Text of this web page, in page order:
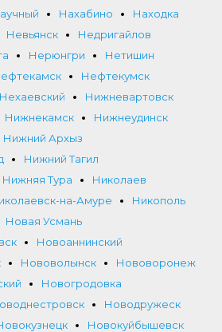
Нахабино
Находка
Невьянск
Недригайлов
Нерюнгри
Нетишин
Нефтекумск
Нехаевский
Нижневартовск
Нижнекамск
Нижнеудинск
Нижний Архыз
Нижний Тагил
Нижняя Тура
Николаев
на-Амуре
Никополь
Новая Усмань
Новоаннинский
Нововолынск
Нововоронеж
Новогродовка
Новодружеск
Новокуйбышевск